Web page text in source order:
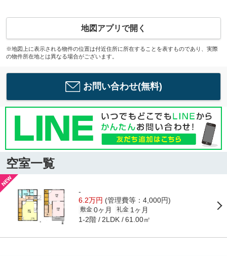
地図アプリで開く
※地図上に表示される物件の位置は付近住所に所在することを表すものであり、実際
の物件所在地とは異なる場合がございます。
お問い合わせ(無料)
空室一覧
-
6.2万円 (管理費等：4,000円)
敷金 0ヶ月 礼金 1ヶ月
1-2階 2LDK 61.00㎡